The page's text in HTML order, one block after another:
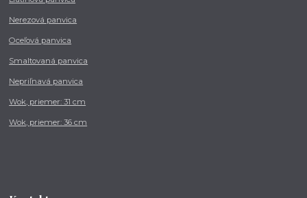
Nerezová panvica
Oceľová panvica
Smaltovaná panvica
Nepriľnavá panvica
Wok, priemer: 31 cm
Wok, priemer: 36 cm